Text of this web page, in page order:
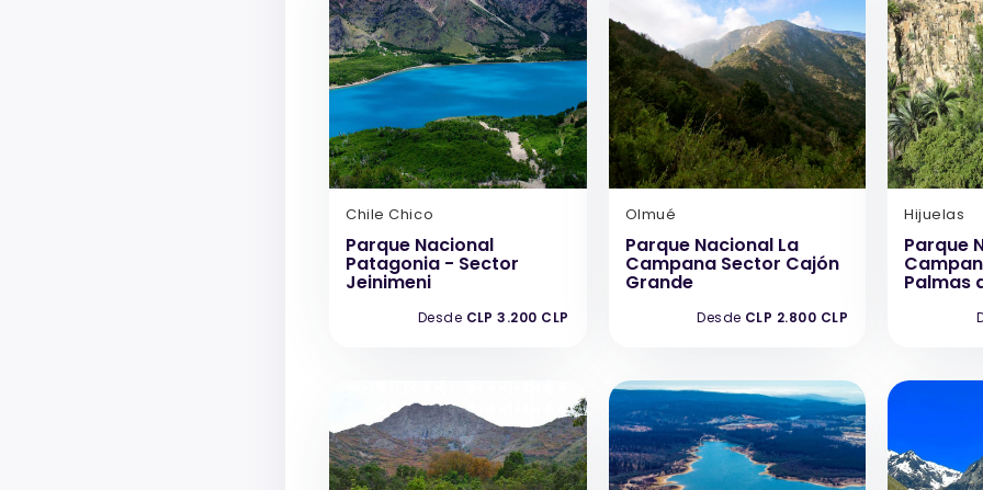
Chile Chico
Parque Nacional
Patagonia - Sector
Jeinimeni
Desde CLP 3.200 CLP
Olmué
Parque Nacional La
Campana Sector Cajón
Grande
Desde CLP 2.800 CLP
Hijuelas
Parque
Palmas